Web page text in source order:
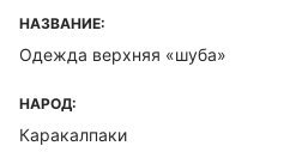
НАЗВАНИЕ:
Одежда верхняя «шуба»
НАРОД:
Каракалпаки